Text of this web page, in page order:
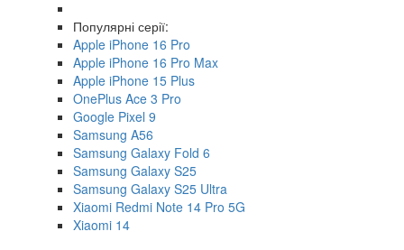
Популярні серії:
Apple iPhone 16 Pro
Apple iPhone 16 Pro Max
Apple iPhone 15 Plus
OnePlus Ace 3 Pro
Google Pixel 9
Samsung A56
Samsung Galaxy Fold 6
Samsung Galaxy S25
Samsung Galaxy S25 Ultra
Xiaomi Redmi Note 14 Pro 5G
Xiaomi 14